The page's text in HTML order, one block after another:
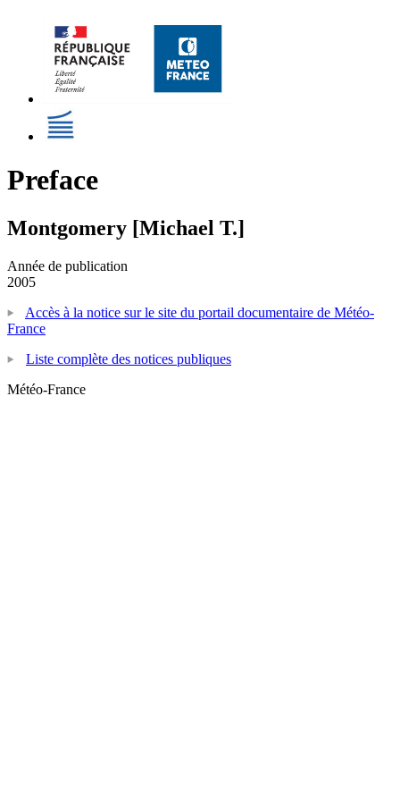
Preface
Montgomery [Michael T.]
Année de publication
2005
Accès à la notice sur le site du portail documentaire de Météo-
France
Liste complète des notices publiques
Météo-France